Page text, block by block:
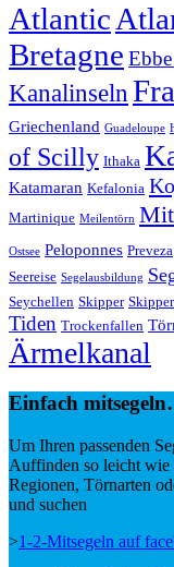
Atlantic
Bretagne
Kanalinseln
Griechenland Guadeloupe
of Scilly Ithaka
Katamaran Kefalonia
Martinique Meilentörn
Ostsee Peloponnes Preveza
Seereise Segelausbildung
Seychellen Skipper
Tiden Trockenfallen
Ärmelkanal
Einfach
Um Ihren passenden
Auffinden so leicht wie
Regionen, Törnarten
und suchen
>1-2-Mitsegeln auf